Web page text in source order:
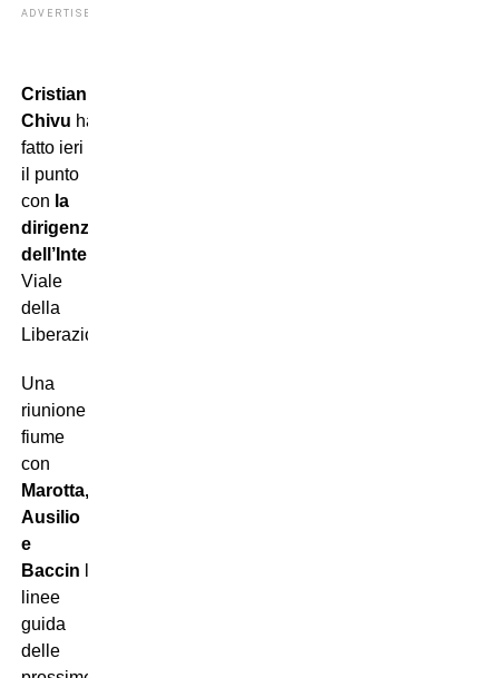
ADVERTISEMENT
Cristian
Chivu ha
fatto ieri
il punto
con la
dirigenza
dell’Inter
Viale
della
Liberazione…
Una
riunione
fiume
con
Marotta,
Ausilio
e
Baccin
linee
guida
delle